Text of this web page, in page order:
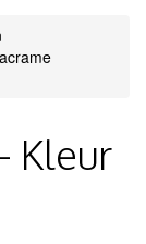
Kleur